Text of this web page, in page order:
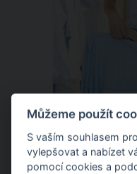
Chladivá
těchto
příjemně
Když teploty
Můžeme použít
S vaším souhlasem
vylepšovat a nabízet
pomocí cookies a